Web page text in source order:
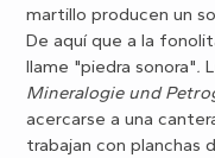
martillo producen un
De aquí que a la
llame "piedra sonora".
Mineralogie und
acercarse a una
trabajan con planchas